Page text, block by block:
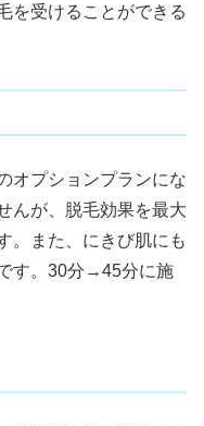
を受けることができる
オプションプランにな
んが、脱毛効果を最大
。また、にきび肌にも
す。30分→45分に施